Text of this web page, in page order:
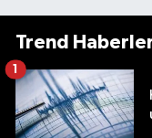
Trend
1